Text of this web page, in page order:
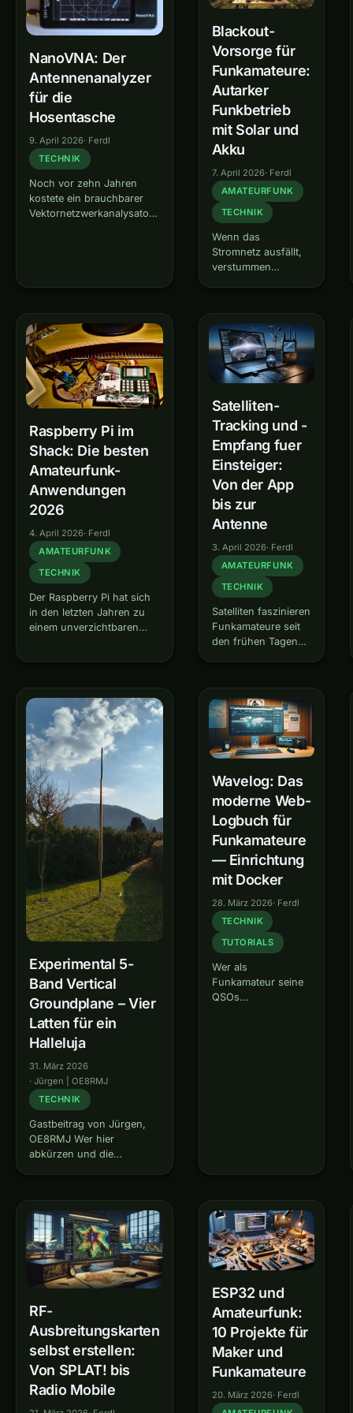
NanoVNA: Der
Antennenanalyzer
für die
Hosentasche
9. April 2026· Ferdl
TECHNIK
Noch vor zehn Jahren
kostete ein brauchbarer
Vektornetzwerkanalysator
Kreditkarte, das für unter
Für Funkamateure ist…
Blackout-
Vorsorge für
Funkamateure:
Autarker
Funkbetrieb
mit Solar und
Akku
7. April 2026· Ferdl
AMATEURFUNK
TECHNIK
Wenn das
Stromnetz ausfällt,
verstummen
innerhalb weniger
Stunden. Genau
dann schlägt die
Stunde des
Amateurfunks:
Funkamateure
können mit
einfachen Mitteln
weiterhin
kommunizieren —
lokal über UKW-
Relais und
überregional über
Kurzwelle.…
Raspberry Pi im
Shack: Die besten
Amateurfunk-
Anwendungen
2026
4. April 2026· Ferdl
AMATEURFUNK
TECHNIK
Der Raspberry Pi hat sich
in den letzten Jahren zu
einem unverzichtbaren
Modem-Controller, APRS-
iGate, Winlink-Gateway
oder als vollwertiger
WebSDR-Empfänger —
der kleine
Einplatinencomputer
erledigt Aufgaben, für die
man früher…
Satelliten-
Tracking und -
Empfang fuer
Einsteiger:
Von der App
bis zur
Antenne
3. April 2026· Ferdl
AMATEURFUNK
TECHNIK
Satelliten faszinieren
Funkamateure seit
den frühen Tagen
der Einstieg in den
Satellitenempfang
und sogar in den
Satellitenfunk so
einfach wie nie
zuvor. Mit
kostengünstigen
SDR-Empfängern,
leistungsfähigen
Tracking-Apps
und…
Experimental 5-
Band Vertical
Groundplane – Vier
Latten für ein
Halleluja
31. März 2026
· Jürgen | OE8RMJ
TECHNIK
Gastbeitrag von Jürgen,
OE8RMJ Wer hier
abkürzen und die
direkt bei „Das
Experiment" weiterlesen.
Prolog Ich habe meine
Lizenz seit April 2025.
Frisch und voller Neugier
auf das weite Feld, das
da…
Wavelog: Das
moderne Web-
Logbuch für
Funkamateure
— Einrichtung
mit Docker
28. März 2026· Ferdl
TECHNIK
TUTORIALS
Wer als
Funkamateur seine
QSOs
Logbuecher bieten
Verwaltung, ADIF-
Im- und -Export und
API-Schnittstellen
fuer die…
RF-
Ausbreitungskarten
selbst erstellen:
Von SPLAT! bis
Radio Mobile
ESP32 und
Amateurfunk:
10 Projekte für
Maker und
Funkamateure
20. März 2026· Ferdl